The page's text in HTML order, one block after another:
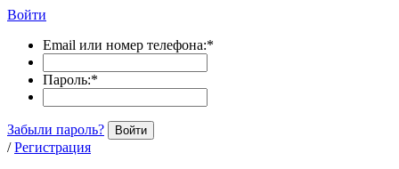
Войти
Email или номер телефона:*
Пароль:*
Забыли пароль? Войти
/ Регистрация